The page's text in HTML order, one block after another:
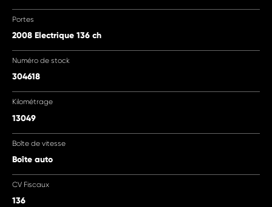
Portes
2008 Electrique 136 ch
Numéro de stock
304618
Kilométrage
13049
Boîte de vitesse
Boîte auto
CV Fiscaux
136